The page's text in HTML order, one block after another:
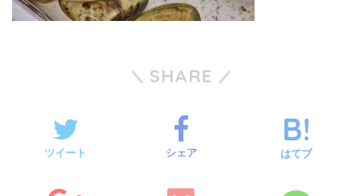
SHARE
ツイート シェア はてブ